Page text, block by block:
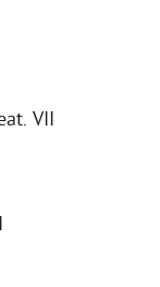
VII